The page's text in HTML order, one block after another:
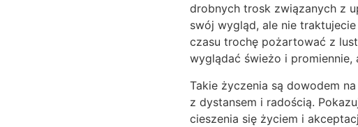
drobnych trosk związanych z
swój wygląd, ale nie
czasu trochę pożartować z
wyglądać świeżo i promiennie,
Takie życzenia są dowodem
z dystansem i radością.
cieszenia się życiem i